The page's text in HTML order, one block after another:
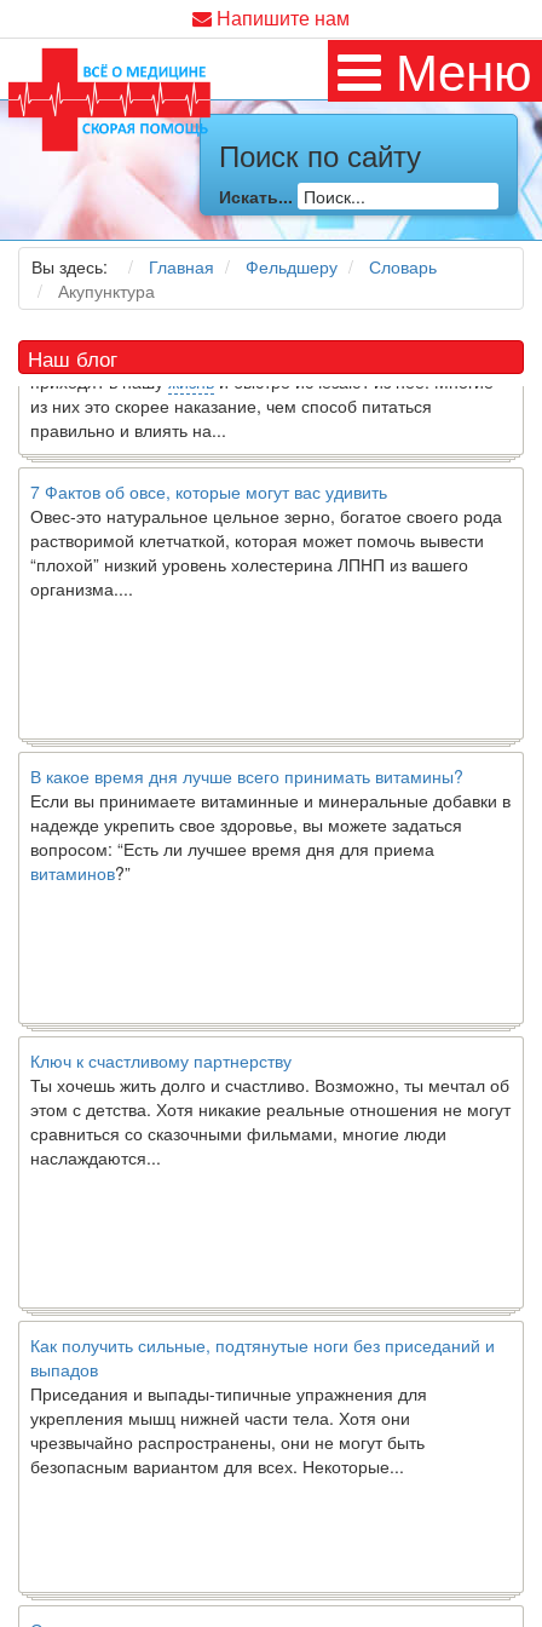
Напишите нам
Меню
Поиск по сайту
Искать...
Вы здесь: Главная Фельдшеру
Словарь
Акупунктура
Наш блог
Как я заболел во время локдауна?
Это странная ситуация: вы соблюдали все меры
предосторожности COVID-19 (вы почти все время дома),
но, тем не менее, вы каким-то образом простудились. Вы
можете задаться...
Какдиетолог, я вижу, что многие причудливые диеты
приходят в нашужизньи быстро исчезают из нее. Многие
из них это скорее наказание, чем способ питаться
правильно и влиять на...
7 Фактов об овсе, которые могут вас удивить
Овес-это натуральное цельное зерно, богатое своего рода
растворимой клетчаткой, которая может помочь вывести
“плохой” низкий уровень холестерина ЛПНП из вашего
организма....
В какое время дня лучше всего принимать витамины?
Если вы принимаете витаминные и минеральные добавки в
надежде укрепить свое здоровье, вы можете задаться
вопросом: “Есть ли лучшее время дня для приема
витаминов ?”
Ключ к счастливому партнерству
Ты хочешь жить долго и счастливо. Возможно, ты мечтал об
этом с детства. Хотя никакие реальные отношения не могут
сравниться со сказочными фильмами, многие люди
наслаждаются...
Как получить сильные, подтянутые ноги без приседаний и
выпадов
Приседания и выпады-типичные упражнения для
укрепления мышц нижней части тела. Хотя они
чрезвычайно распространены, они не могут быть
безопасным вариантом для всех. Некоторые...
Создана программа предсказывающая смерть человека с